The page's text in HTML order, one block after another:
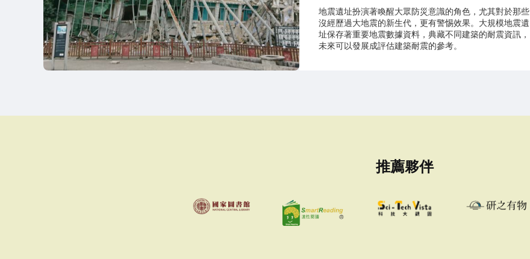
地震遺址扮演著喚醒大眾防災意識的角色，尤其對於那些
沒經歷過大地震的新生代，更有警惕效果。大規模地震遺
址保存著重要地震數據資料，典藏不同建築的耐震資訊，
未來可以發展成評估建築耐震的參考。
推薦夥伴